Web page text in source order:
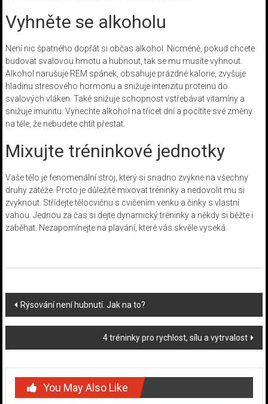
Vyhněte se alkoholu
Není nic špatného dopřát si občas alkohol. Nicméně, pokud chcete
budovat svalovou hmotu a hubnout, tak se mu musíte vyhnout.
Alkohol narušuje REM spánek, obsahuje prázdné kalorie, zvyšuje
hladinu stresového hormonu a snižuje intenzitu proteinu do
svalových vláken. Také snižuje schopnost vstřebávat vitamíny a
snižuje imunitu. Vynechte alkohol na třicet dní a pocítíte své změny
na těle, že nebudete chtít přestat.
Mixujte tréninkové jednotky
Vaše tělo je fenomenální stroj, který si snadno zvykne na všechny
druhy zátěže. Proto je důležité mixovat tréninky a nedovolit mu si
zvyknout. Střídejte tělocvičnu s cvičením venku a činky s vlastní
vahou. Jednou za čas si dejte dynamický tréninky a někdy si běžte i
zaběhat. Nezapomínejte na plavání, které vás skvěle vyseká.
Post
navigation
Rýsování není hubnutí. Jak na to?
4 tréninky pro rychlost, sílu a vytrvalost
You May Also Like